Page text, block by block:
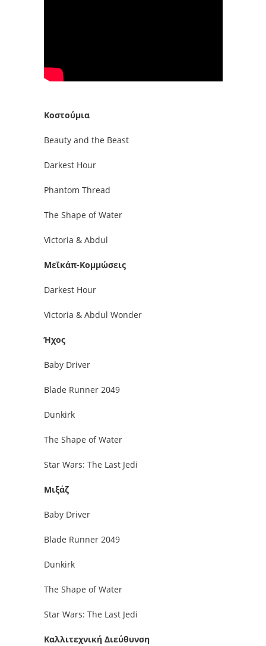
Κοστούμια
Beauty and the Beast
Darkest Hour
Phantom Thread
The Shape of Water
Victoria & Abdul
Μεϊκάπ-Κομμώσεις
Darkest Hour
Victoria & Abdul Wonder
Ήχος
Baby Driver
Blade Runner 2049
Dunkirk
The Shape of Water
Star Wars: The Last Jedi
Μιξάζ
Baby Driver
Blade Runner 2049
Dunkirk
The Shape of Water
Star Wars: The Last Jedi
Καλλιτεχνική Διεύθυνση